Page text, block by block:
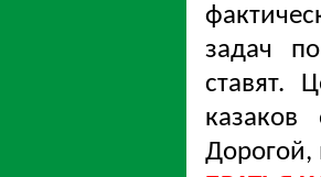
задач
ставят.
Дорогой,